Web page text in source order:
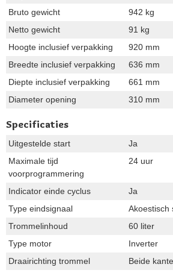
Bruto gewicht
942 kg
Netto gewicht
91 kg
Hoogte inclusief verpakking
920 mm
Breedte inclusief verpakking
636 mm
Diepte inclusief verpakking
661 mm
Diameter opening
310 mm
Specificaties
Uitgestelde start
Ja
Maximale tijd
voorprogrammering
24 uur
Indicator einde cyclus
Ja
Type eindsignaal
Akoestisch
Trommelinhoud
60 liter
Type motor
Inverter
Draairichting trommel
Beide